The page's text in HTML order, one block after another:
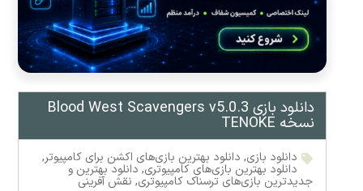
دانلود بازی Blood West Scavengers v5.0.3
نسخه TENOKE
دانلود بازی, دانلود بهترین بازی‌های اکشن برای کامپیوتر,
دانلود بهترین بازی‌های کامپیوتری,دانلود بهترین و
جدیدترین بازی‌های ترسناک کامپیوتری, نقش آفرینی